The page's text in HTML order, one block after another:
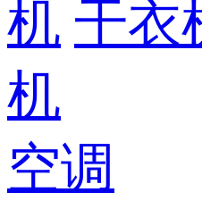
机 干衣
机
空调